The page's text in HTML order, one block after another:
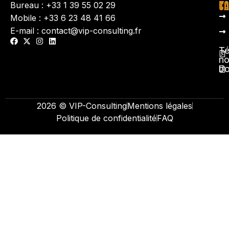
Bureau : +33 1 39 55 02 29
Mobile : +33 6 23 48 41 66
E-mail : contact@vip-consulting.fr
2026 © VIP-ConsultingMentions légales
Politique de confidentialitéFAQ